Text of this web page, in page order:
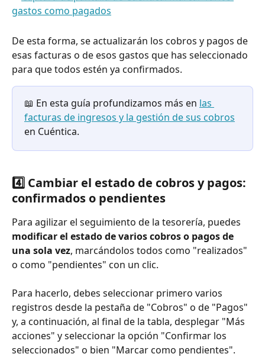
De esta forma, se actualizarán los cobros y pagos de
esas facturas o de esos gastos que has seleccionado
para que todos estén ya confirmados.
📖 En esta guía profundizamos más en las
facturas de ingresos y la gestión de sus cobros
en Cuéntica.
4️⃣ Cambiar el estado de cobros y pagos:
confirmados o pendientes
Para agilizar el seguimiento de la tesorería, puedes
modificar el estado de varios cobros o pagos de
una sola vez, marcándolos todos como "realizados"
o como "pendientes" con un clic.
Para hacerlo, debes seleccionar primero varios
registros desde la pestaña de "Cobros" o de "Pagos"
y, a continuación, al final de la tabla, desplegar "Más
acciones" y seleccionar la opción "Confirmar los
seleccionados" o bien "Marcar como pendientes".